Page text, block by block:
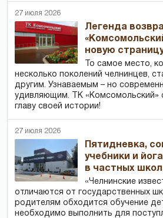
27 июля 2026
Легенда
новую
То самое место,
несколько поколений челнинцев,
другим. Узнаваемым – но
удивляющим. ТК «Комсомольский»
главу своей истории!
27 июля 2026
Пятидневка,
учебники и
в частных
«Челнинские
отличаются от государственных
родителям обходится обучение
необходимо выполнить для